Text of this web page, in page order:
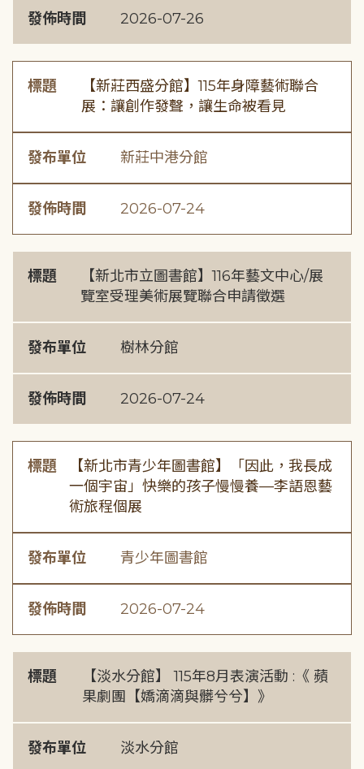
發佈時間 2026-07-26
標題
【新莊西盛分館】115年身障藝術聯合
展：讓創作發聲，讓生命被看見
發布單位 新莊中港分館
發佈時間 2026-07-24
標題
【新北市立圖書館】116年藝文中心/展
覽室受理美術展覽聯合申請徵選
發布單位 樹林分館
發佈時間 2026-07-24
標題
【新北市青少年圖書館】「因此，我長成
一個宇宙」快樂的孩子慢慢養—李語恩藝
術旅程個展
發布單位 青少年圖書館
發佈時間 2026-07-24
標題
【淡水分館】 115年8月表演活動 :《 蘋
果劇團【嬌滴滴與髒兮兮】》
發布單位 淡水分館